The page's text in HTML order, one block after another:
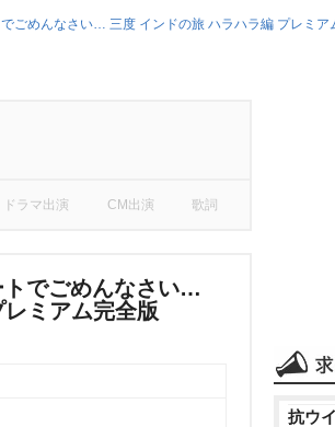
ごめんなさい… 三度 インドの旅 ハラハラ編 プレミア
ドラマ出演 CM出演 歌詞
トでごめんなさい…
ミアム完全版
抗ウ